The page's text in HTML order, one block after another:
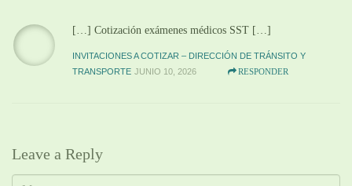
[…] Cotización exámenes médicos SST […]
INVITACIONES A COTIZAR – DIRECCIÓN DE TRÁNSITO Y
TRANSPORTE JUNIO 10, 2026 RESPONDER
Leave a Reply